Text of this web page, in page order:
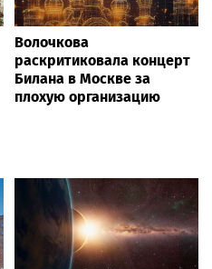
Волочкова
раскритиковала концерт
Билана в Москве за
плохую организацию